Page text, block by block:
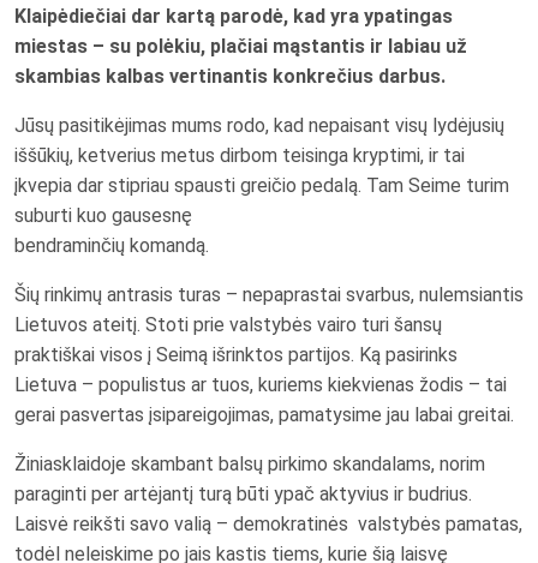
Klaipėdiečiai dar kartą parodė, kad yra ypatingas
miestas – su polėkiu, plačiai mąstantis ir labiau už
skambias kalbas vertinantis konkrečius darbus.
Jūsų pasitikėjimas mums rodo, kad nepaisant visų lydėjusių
iššūkių, ketverius metus dirbom teisinga kryptimi, ir tai
įkvepia dar stipriau spausti greičio pedalą. Tam Seime turim
suburti kuo gausesnę
bendraminčių komandą.
Šių rinkimų antrasis turas – nepaprastai svarbus, nulemsiantis
Lietuvos ateitį. Stoti prie valstybės vairo turi šansų
praktiškai visos į Seimą išrinktos partijos. Ką pasirinks
Lietuva – populistus ar tuos, kuriems kiekvienas žodis – tai
gerai pasvertas įsipareigojimas, pamatysime jau labai greitai.
Žiniasklaidoje skambant balsų pirkimo skandalams, norim
paraginti per artėjantį turą būti ypač aktyvius ir budrius.
Laisvė reikšti savo valią – demokratinės valstybės pamatas,
todėl neleiskime po jais kastis tiems, kurie šią laisvę